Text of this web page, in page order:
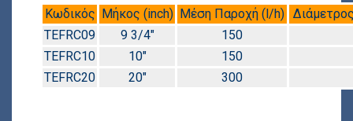
Κωδικός Μήκος (inch) Μέση Παροχή (l/h)
TEFRC09
9 3/4″
150
TEFRC10
10″
150
TEFRC20
20″ 300